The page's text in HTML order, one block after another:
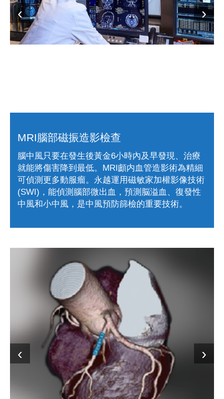
MRI腦部磁振造影檢查
腦中風只要在發生後黃金6小時內及早發現、治療
就能將傷害降到最低。MRI顱内血管造影術為精細
可偵測更多動服瘤。永越運用磁敏家加權影像技術
(SWI)，能偵測腦部微出血，預測脳溢血、復發性
中風和小中風，是中風預防篩檢的重要技術。